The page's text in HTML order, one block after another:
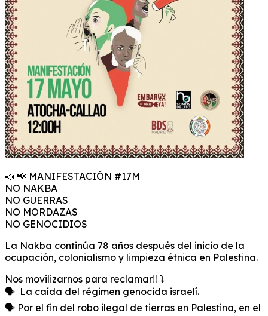
📣 📢 MANIFESTACIÓN #17M
NO NAKBA
NO GUERRAS
NO MORDAZAS
NO GENOCIDIOS
La Nakba continúa 78 años después del inicio de la
ocupación, colonialismo y limpieza étnica en Palestina.
Nos movilizarnos para reclamar‼️ ⤵️
🗣️ La caída del régimen genocida israelí.
🗣️ Por el fin del robo ilegal de tierras en Palestina, en el